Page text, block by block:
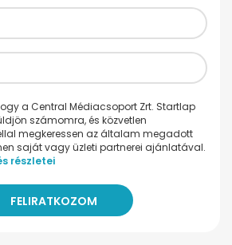
a Central Médiacsoport Zrt. Startlap
számomra, és közvetlen
megkeressen az általam megadott
saját vagy üzleti partnerei ajánlatával.
részletei